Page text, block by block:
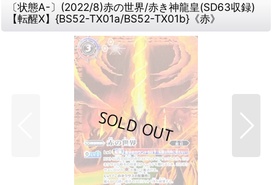
〔状態A-〕(2022/8)赤の世界/赤き神龍皇(SD63収録)
【転醒X】{BS52-TX01a/BS52-TX01b}《赤》